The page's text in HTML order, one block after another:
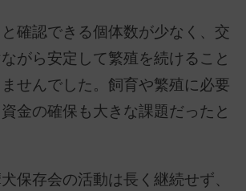
確認できる個体数が少なく、交
がら安定して繁殖を続けること
せんでした。飼育や繁殖に必要
金の確保も大きな課題だったと
保存会の活動は長く継続せず、